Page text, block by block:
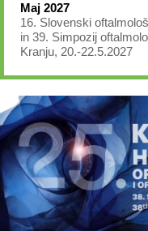
Maj 2027
16. Slovenski
in 39. Simpozij
Kranju, 20.-22.5.2027